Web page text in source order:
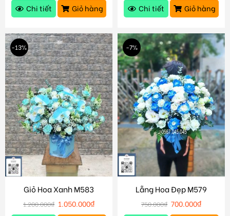
Chi tiết
Giỏ hàng
Chi tiết
Giỏ hàng
-13%
Giỏ Hoa Xanh M583
1.200.000₫ 1.050.000₫
-7%
Lẵng Hoa Đẹp M579
750.000₫ 700.000₫